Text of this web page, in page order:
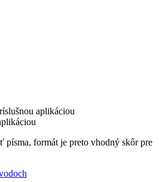
aplikáciou
formát je preto vhodný skôr pre